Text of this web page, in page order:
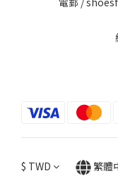
$ TWD 繁體